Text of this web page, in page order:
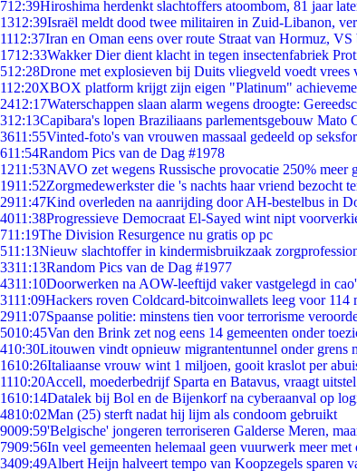
712:39Hiroshima herdenkt slachtoffers atoombom, 81 jaar
1312:39Israël meldt dood twee militairen in Zuid-Libanon,
1112:37Iran en Oman eens over route Straat van Hormuz, VS
1712:33Wakker Dier dient klacht in tegen insectenfabriek
512:28Drone met explosieven bij Duits vliegveld voedt vrees
112:20XBOX platform krijgt zijn eigen "Platinum"
2412:17Waterschappen slaan alarm wegens droogte:
312:13Capibara's lopen Braziliaans parlementsgebouw Mato
3611:55Vinted-foto's van vrouwen massaal gedeeld op
611:54Random Pics van de Dag #1978
1211:53NAVO zet wegens Russische provocatie 250% meer
1911:52Zorgmedewerkster die 's nachts haar vriend bezocht
2911:47Kind overleden na aanrijding door AH-bestelbus in
4011:38Progressieve Democraat El-Sayed wint nipt
711:19The Division Resurgence nu gratis op pc
511:13Nieuw slachtoffer in kindermisbruikzaak
3311:13Random Pics van de Dag #1977
4311:10Doorwerken na AOW-leeftijd vaker vastgelegd in
3111:09Hackers roven Coldcard-bitcoinwallets leeg voor 114
2911:07Spaanse politie: minstens tien voor terrorisme
5010:45Van den Brink zet nog eens 14 gemeenten onder
410:30Litouwen vindt opnieuw migrantentunnel onder grens
1610:26Italiaanse vrouw wint 1 miljoen, gooit kraslot per
1110:20Accell, moederbedrijf Sparta en Batavus, vraagt
1610:14Datalek bij Bol en de Bijenkorf na cyberaanval op
4810:02Man (25) sterft nadat hij lijm als condoom gebruikt
9009:59'Belgische' jongeren terroriseren Galderse Meren,
7909:56In veel gemeenten helemaal geen vuurwerk meer
3409:49Albert Heijn halveert tempo van Koopzegels sparen